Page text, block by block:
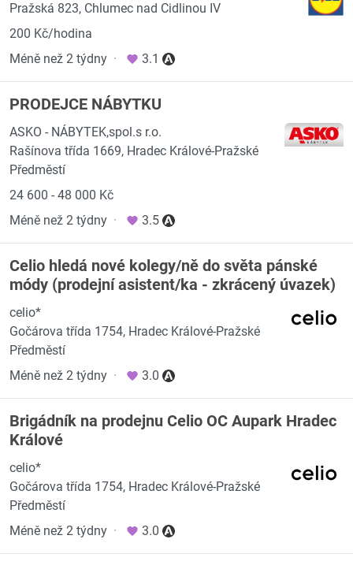
Pražská 823, Chlumec nad Cidlinou IV
200 Kč/hodina
Méně než 2 týdny · 3.1
PRODEJCE NÁBYTKU
ASKO - NÁBYTEK,spol.s r.o.
Rašínova třída 1669, Hradec Králové-Pražské
Předměstí
24 600 - 48 000 Kč
Méně než 2 týdny · 3.5
Celio hledá nové kolegy/ně do světa pánské
módy (prodejní asistent/ka - zkrácený úvazek)
celio*
Gočárova třída 1754, Hradec Králové-Pražské
Předměstí
Méně než 2 týdny · 3.0
Brigádník na prodejnu Celio OC Aupark Hradec
Králové
celio*
Gočárova třída 1754, Hradec Králové-Pražské
Předměstí
Méně než 2 týdny · 3.0